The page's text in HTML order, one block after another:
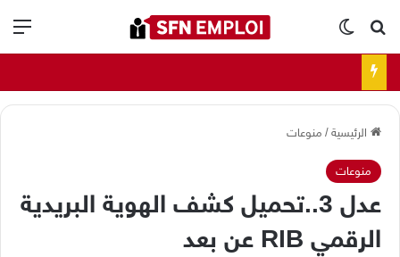
بحث عنالوضع المظلم
الرئيسية/ منوعات
منوعات
عدل 3..تحميل كشف الهوية البريدية
الرقمي RIB عن بعد